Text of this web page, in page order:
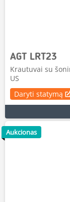
AGT LRT23
Krautuvai su
US
Daryti statymą
Aukcionas